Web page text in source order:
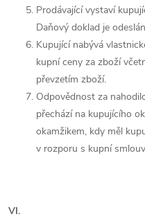
Prodávající vystaví
Daňový doklad je
Kupující nabývá
kupní ceny za zboží
převzetím zboží.
Odpovědnost za
přechází na kupujícího
okamžikem, kdy měl
v rozporu s kupní
VI.